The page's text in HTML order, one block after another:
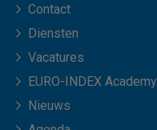
Contact
Diensten
Vacatures
EURO-INDEX Academy
Nieuws